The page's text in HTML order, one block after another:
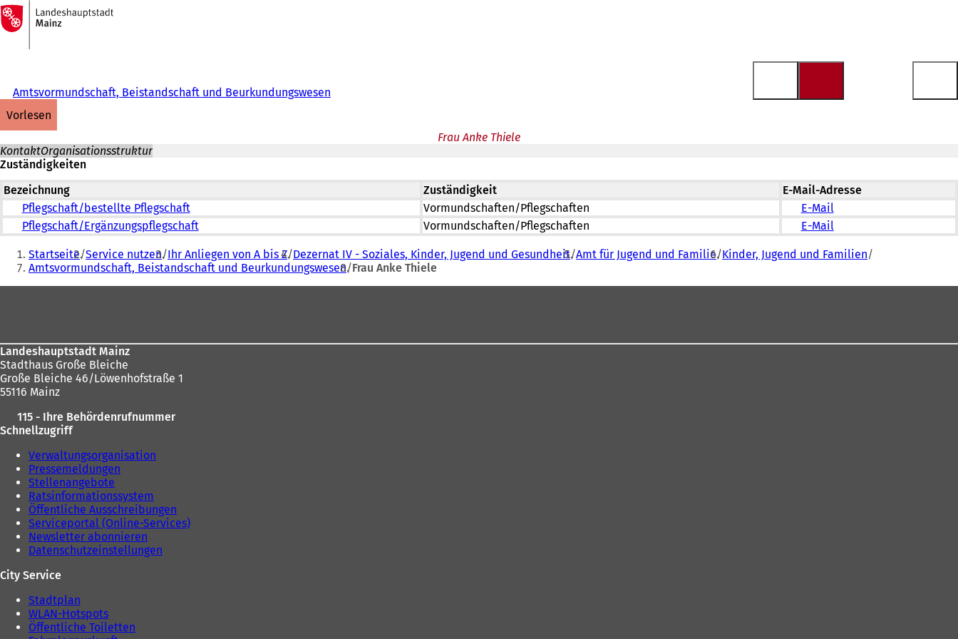
Inhalt anspringen
Zur
Startseite
Amtsvormundschaft, Beistandschaft und Beurkundungswesen
vorlesen
Frau Anke Thiele
KontaktOrganisationsstruktur
Zuständigkeiten
Bezeichnung
Zuständigkeit
E-Mail-Adresse
Pflegschaft/bestellte Pflegschaft
Vormundschaften/Pflegschaften
E-Mail
Pflegschaft/Ergänzungspflegschaft
Vormundschaften/Pflegschaften E-Mail
Sie
befinden
sich
Startseite Service nutzen Ihr Anliegen von A bis Z Dezernat IV - Soziales, Kinder, Jugend und Gesundheit Amt für Jugend und Familie Kinder, Jugend und Familien
Amtsvormundschaft, Beistandschaft und Beurkundungswesen Frau Anke Thiele
Landeshauptstadt Mainz
Stadthaus Große Bleiche
Große Bleiche 46/Löwenhofstraße 1
55116 Mainz
115 - Ihre Behördenrufnummer
Schnellzugriff
Verwaltungsorganisation
Pressemeldungen
Stellenangebote
Ratsinformationssystem
Öffentliche Ausschreibungen
Serviceportal (Online-Services)
Newsletter abonnieren
Datenschutzeinstellungen
City Service
Stadtplan
WLAN-Hotspots
Öffentliche Toiletten